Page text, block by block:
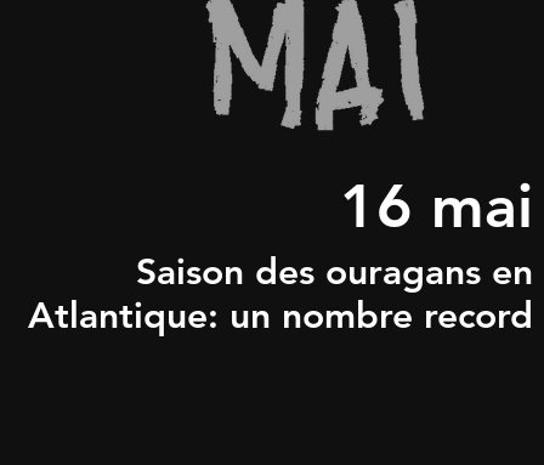
16 mai
Saison des ouragans en
Atlantique: un nombre record